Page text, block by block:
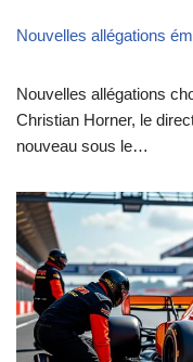
Nouvelles allégations
Nouvelles allégations
Christian Horner, le
nouveau sous le…